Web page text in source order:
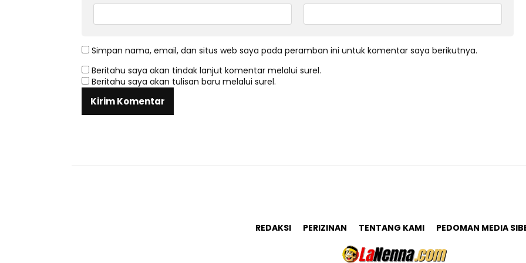
Simpan nama, email, dan situs web saya pada peramban ini untuk komentar saya berikutnya.
Beritahu saya akan tindak lanjut komentar melalui surel.
Beritahu saya akan tulisan baru melalui surel.
REDAKSI PERIZINAN TENTANG KAMI PEDOMAN MEDIA